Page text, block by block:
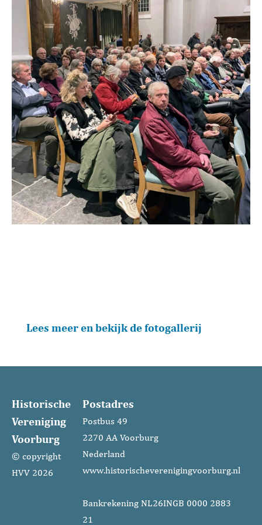
Lees meer en bekijk de fotogallerij
Historische
Vereniging
Voorburg
© copyright
HVV 2026
Postadres
Postbus 49
2270 AA Voorburg
Nederland
www.historischeverenigingvoorburg.nl
Bankrekening NL26INGB 0000 2883
21